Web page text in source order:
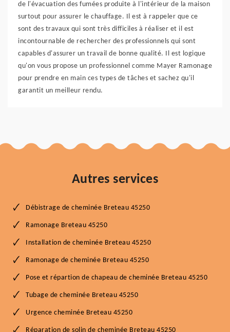
de l'évacuation des fumées produite à l'intérieur de la maison
surtout pour assurer le chauffage. Il est à rappeler que ce
sont des travaux qui sont très difficiles à réaliser et il est
incontournable de rechercher des professionnels qui sont
capables d'assurer un travail de bonne qualité. Il est logique
qu'on vous propose un professionnel comme Mayer Ramonage
pour prendre en main ces types de tâches et sachez qu'il
garantit un meilleur rendu.
Autres services
Débistrage de cheminée Breteau 45250
Ramonage Breteau 45250
Installation de cheminée Breteau 45250
Ramonage de cheminée Breteau 45250
Pose et répartion de chapeau de cheminée Breteau 45250
Tubage de cheminée Breteau 45250
Urgence cheminée Breteau 45250
Réparation de solin de cheminée Breteau 45250